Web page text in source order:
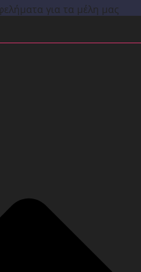
για τα μέλη μας